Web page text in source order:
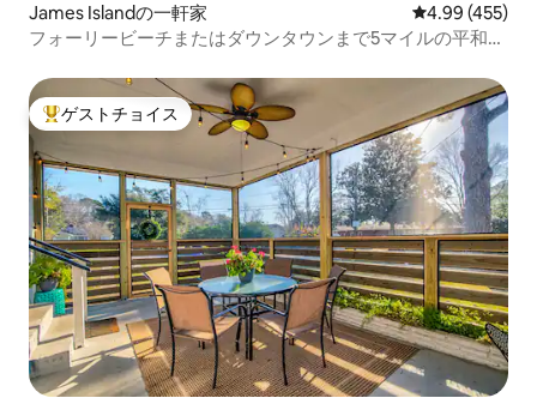
James Islandの一軒家 レビュー455
4.99 (455)
フォーリービーチまたはダウンタウンまで5マイルの平和な
大好評のゲストチョイスです。
ゲストチョイス